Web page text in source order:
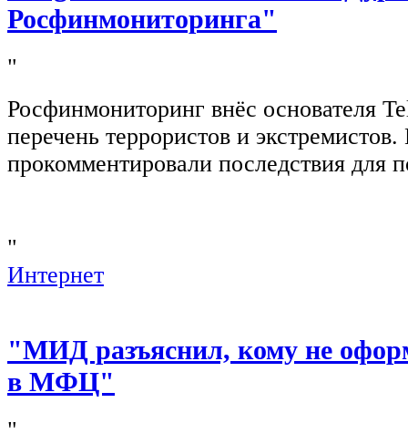
Росфинмониторинга"
"
Росфинмониторинг внёс основателя
перечень террористов и
прокомментировали последствия для
"
Интернет
"МИД разъяснил, кому не
в МФЦ"
"